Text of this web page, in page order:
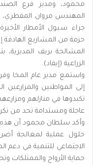
محمود، ومدير فرع
المهندس مروان المقطري،
جراء سيول الأمطار
حزمة من المشاريع
المشالحة بريف المديرية،
الزراعية (إيفاد).
واستمع مدير عام المخا
إلى المواطنين
تكبدوها في منازلهم
عاجلة ومستدامة تحد من
وأكد سلطان محمود أن هذه
حلول عملية لمعالجة
الاجتماعي للتنمية في
حماية الأرواح